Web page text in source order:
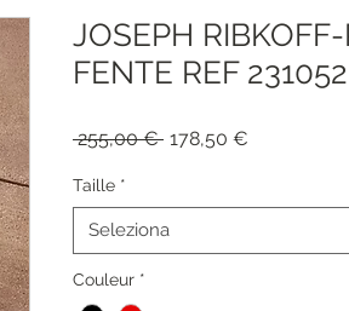
JOSEPH
FENTE REF 231052
255,00 € Prezzo
178,50 €
Taille *
Seleziona
Couleur *